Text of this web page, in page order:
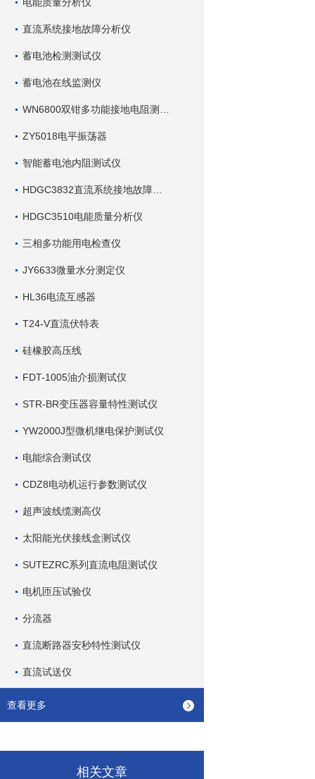
直流系统接地故障分析仪
蓄电池检测测试仪
蓄电池在线监测仪
ZY5018电平振荡器
智能蓄电池内阻测试仪
HDGC3510电能质量分析仪
三相多功能用电检查仪
JY6633微量水分测定仪
HL36电流互感器
T24-V直流伏特表
硅橡胶高压线
FDT-1005油介损测试仪
STR-BR变压器容量特性测试仪
YW2000J型微机继电保护测试仪
电能综合测试仪
CDZ8电动机运行参数测试仪
超声波线缆测高仪
太阳能光伏接线盒测试仪
SUTEZRC系列直流电阻测试仪
电机匝压试验仪
分流器
直流断路器安秒特性测试仪
直流试送仪
查看更多
相关文章